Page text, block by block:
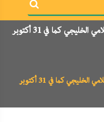
المعلومات الشهرية لصندوق نور الإسلامي الخليجي كما في 31 أكتوبر
المعلومات الشهرية لصندوق نور الإسلامي الخليجي كما في 31 أكتوبر